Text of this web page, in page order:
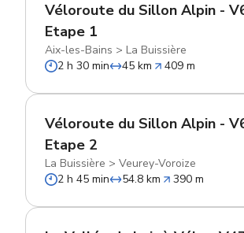
Véloroute du Sillon Alpin -
Etape 1
Aix-les-Bains > La Buissière
2 h 30 min
45 km 409 m
Véloroute du Sillon Alpin -
Etape 2
La Buissière > Veurey-Voroize
2 h 45 min
54.8 km 390 m